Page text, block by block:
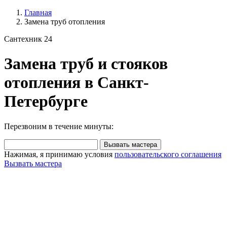
Главная
Замена труб отопления
Сантехник 24
Замена труб и стояков
отопления в Санкт-
Петербурге
Перезвоним в течение минуты:
Вызвать мастера
Нажимая, я принимаю условия пользовательского соглашения
Вызвать мастера